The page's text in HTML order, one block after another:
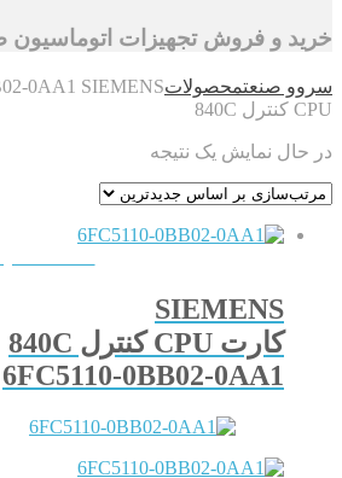
خرید و فروش تجهیزات اتوماسیون
سروو صنعتمحصولات
CPU کنترل 840C
در حال نمایش یک نتیجه
SIEMENS
کارت CPU کنترل 840C
6FC5110-0BB02-0AA1